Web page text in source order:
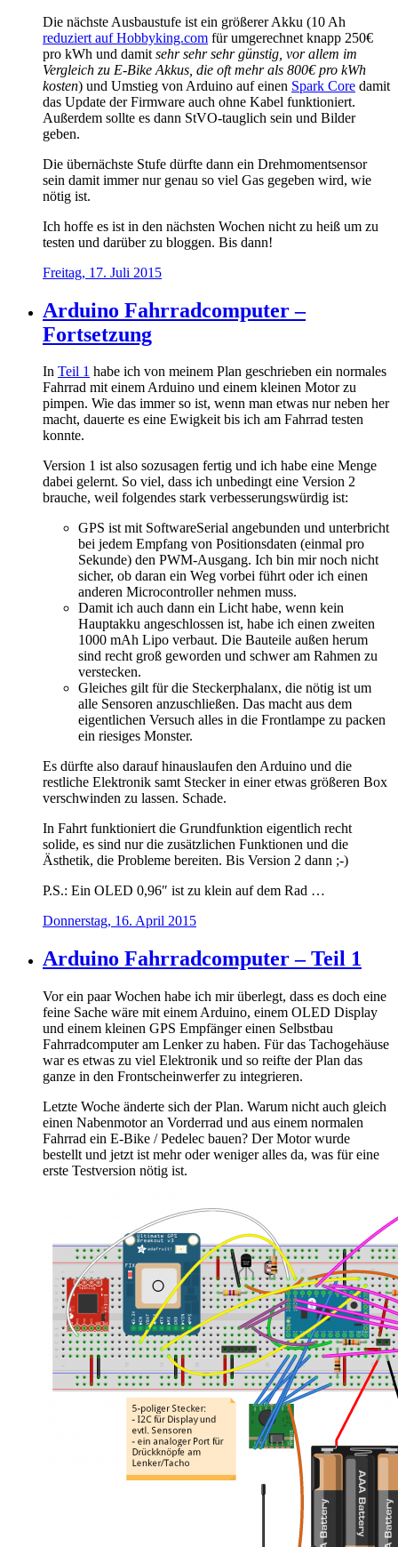
Die nächste Ausbaustufe ist ein größerer Akku (10 Ah
reduziert auf Hobbyking.com für umgerechnet knapp 250€
pro kWh und damit sehr sehr sehr günstig, vor allem im
Vergleich zu E-Bike Akkus, die oft mehr als 800€ pro kWh
kosten) und Umstieg von Arduino auf einen Spark Core damit
das Update der Firmware auch ohne Kabel funktioniert.
Außerdem sollte es dann StVO-tauglich sein und Bilder
geben.
Die übernächste Stufe dürfte dann ein Drehmomentsensor
sein damit immer nur genau so viel Gas gegeben wird, wie
nötig ist.
Ich hoffe es ist in den nächsten Wochen nicht zu heiß um zu
testen und darüber zu bloggen. Bis dann!
Freitag, 17. Juli 2015
Arduino Fahrradcomputer –
Fortsetzung
In Teil 1 habe ich von meinem Plan geschrieben ein normales
Fahrrad mit einem Arduino und einem kleinen Motor zu
pimpen. Wie das immer so ist, wenn man etwas nur neben her
macht, dauerte es eine Ewigkeit bis ich am Fahrrad testen
konnte.
Version 1 ist also sozusagen fertig und ich habe eine Menge
dabei gelernt. So viel, dass ich unbedingt eine Version 2
brauche, weil folgendes stark verbesserungswürdig ist:
GPS ist mit SoftwareSerial angebunden und unterbricht
bei jedem Empfang von Positionsdaten (einmal pro
Sekunde) den PWM-Ausgang. Ich bin mir noch nicht
sicher, ob daran ein Weg vorbei führt oder ich einen
anderen Microcontroller nehmen muss.
Damit ich auch dann ein Licht habe, wenn kein
Hauptakku angeschlossen ist, habe ich einen zweiten
1000 mAh Lipo verbaut. Die Bauteile außen herum
sind recht groß geworden und schwer am Rahmen zu
verstecken.
Gleiches gilt für die Steckerphalanx, die nötig ist um
alle Sensoren anzuschließen. Das macht aus dem
eigentlichen Versuch alles in die Frontlampe zu packen
ein riesiges Monster.
Es dürfte also darauf hinauslaufen den Arduino und die
restliche Elektronik samt Stecker in einer etwas größeren Box
verschwinden zu lassen. Schade.
In Fahrt funktioniert die Grundfunktion eigentlich recht
solide, es sind nur die zusätzlichen Funktionen und die
Ästhetik, die Probleme bereiten. Bis Version 2 dann ;-)
P.S.: Ein OLED 0,96″ ist zu klein auf dem Rad …
Donnerstag, 16. April 2015
Arduino Fahrradcomputer – Teil 1
Vor ein paar Wochen habe ich mir überlegt, dass es doch eine
feine Sache wäre mit einem Arduino, einem OLED Display
und einem kleinen GPS Empfänger einen Selbstbau
Fahrradcomputer am Lenker zu haben. Für das Tachogehäuse
war es etwas zu viel Elektronik und so reifte der Plan das
ganze in den Frontscheinwerfer zu integrieren.
Letzte Woche änderte sich der Plan. Warum nicht auch gleich
einen Nabenmotor an Vorderrad und aus einem normalen
Fahrrad ein E-Bike / Pedelec bauen? Der Motor wurde
bestellt und jetzt ist mehr oder weniger alles da, was für eine
erste Testversion nötig ist.